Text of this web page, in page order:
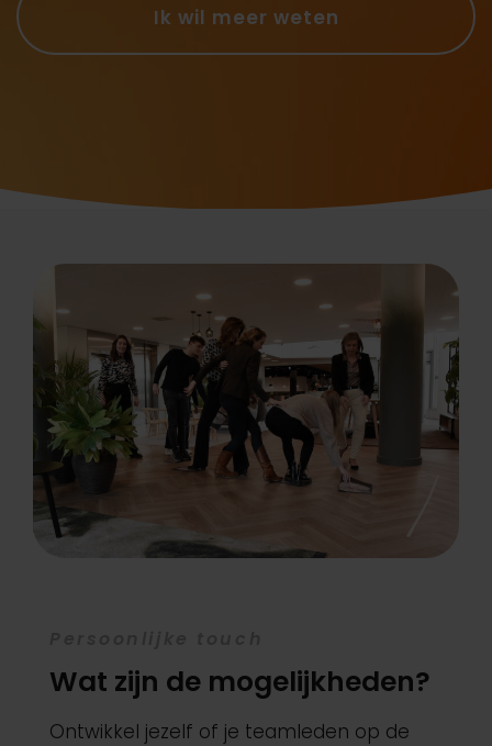
Ik wil meer weten
Wat zijn de mogelijkheden?
Ontwikkel jezelf of je teamleden op de